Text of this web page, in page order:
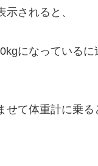
されると、
になっている
て体重計に乗